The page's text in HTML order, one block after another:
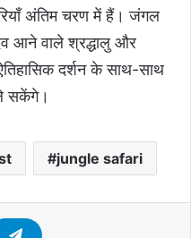
अंतिम चरण में हैं। जंगल
आने वाले श्रद्धालु और
दर्शन के साथ-साथ
सकेंगे।
jungle safari